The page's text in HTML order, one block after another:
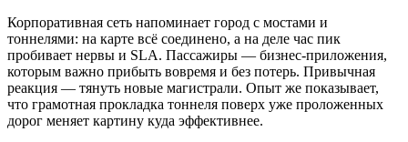
Корпоративная сеть напоминает город с мостами и
тоннелями: на карте всё соединено, а на деле час пик
пробивает нервы и SLA. Пассажиры — бизнес-приложения,
которым важно прибыть вовремя и без потерь. Привычная
реакция — тянуть новые магистрали. Опыт же показывает,
что грамотная прокладка тоннеля поверх уже проложенных
дорог меняет картину куда эффективнее.